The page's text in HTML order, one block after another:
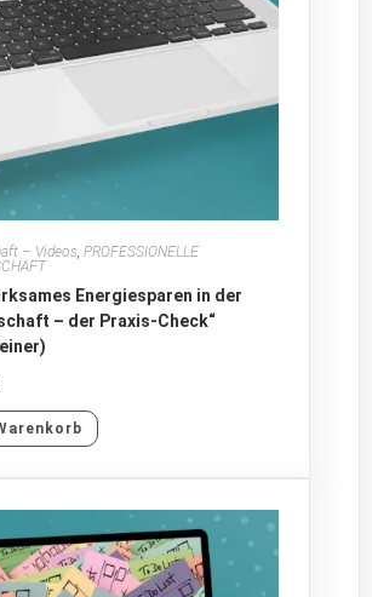
– Videos,PROFESSIONELLE
Energiesparen in der
– der Praxis-Check“